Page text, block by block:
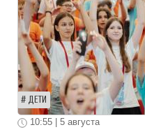
ДЕТИ
10:55 | 5 августа